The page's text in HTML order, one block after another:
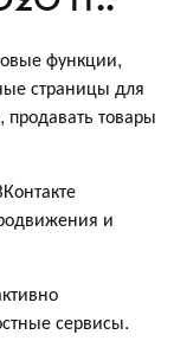
функции,
страницы для
товары
и
сервисы.